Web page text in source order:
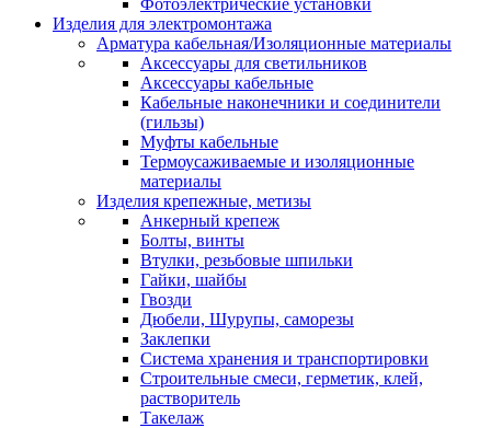
Фотоэлектрические установки
Изделия для электромонтажа
Арматура кабельная/Изоляционные материалы
Аксессуары для светильников
Аксессуары кабельные
Кабельные наконечники и соединители
(гильзы)
Муфты кабельные
Термоусаживаемые и изоляционные
материалы
Изделия крепежные, метизы
Анкерный крепеж
Болты, винты
Втулки, резьбовые шпильки
Гайки, шайбы
Гвозди
Дюбели, Шурупы, саморезы
Заклепки
Система хранения и транспортировки
Строительные смеси, герметик, клей,
растворитель
Такелаж